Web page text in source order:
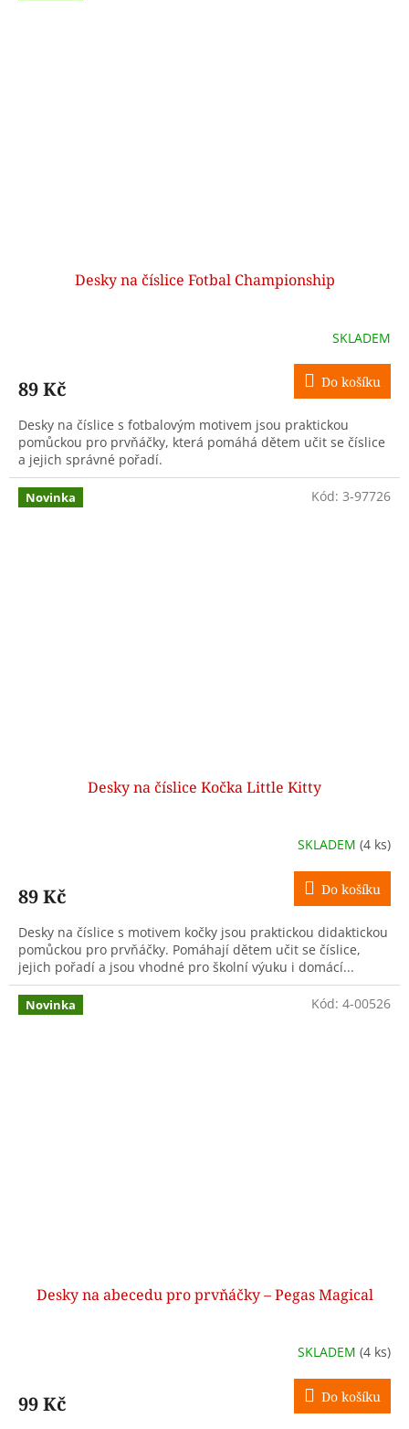
Desky na číslice Fotbal Championship
SKLADEM
89 Kč Do košíku
Desky na číslice s fotbalovým motivem jsou praktickou
pomůckou pro prvňáčky, která pomáhá dětem učit se číslice
a jejich správné pořadí.
Novinka
Desky na číslice Kočka Little Kitty
SKLADEM (4 ks)
89 Kč Do košíku
Desky na číslice s motivem kočky jsou praktickou didaktickou
pomůckou pro prvňáčky. Pomáhají dětem učit se číslice,
jejich pořadí a jsou vhodné pro školní výuku i domácí...
Kód: 3-97726
Novinka
Desky na abecedu pro prvňáčky – Pegas Magical
SKLADEM (4 ks)
99 Kč Do košíku
Kód: 4-00526